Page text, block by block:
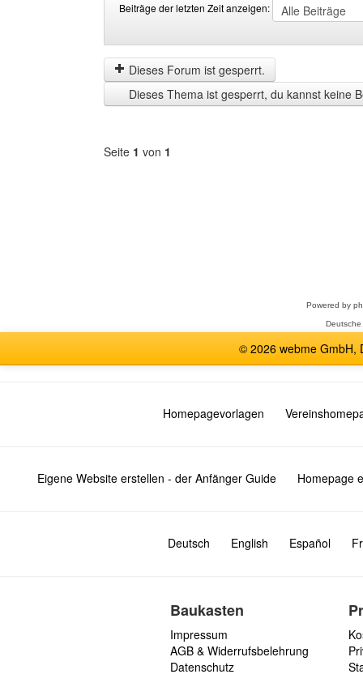
Beiträge der letzten Zeit anzeigen:
der
letzten
Zeit
anzeigen
by
Dieses Forum ist gesperrt.
Dieses Thema ist gesperrt, du kannst keine
Seite 1 von 1
Powered by
© 2026 webme GmbH,
Homepagevorlagen
Eigene Website erstellen - der Anfänger Guide Homepage
Deutsch English Español
Baukasten
Impressum
AGB & Widerrufsbelehrung
Datenschutz